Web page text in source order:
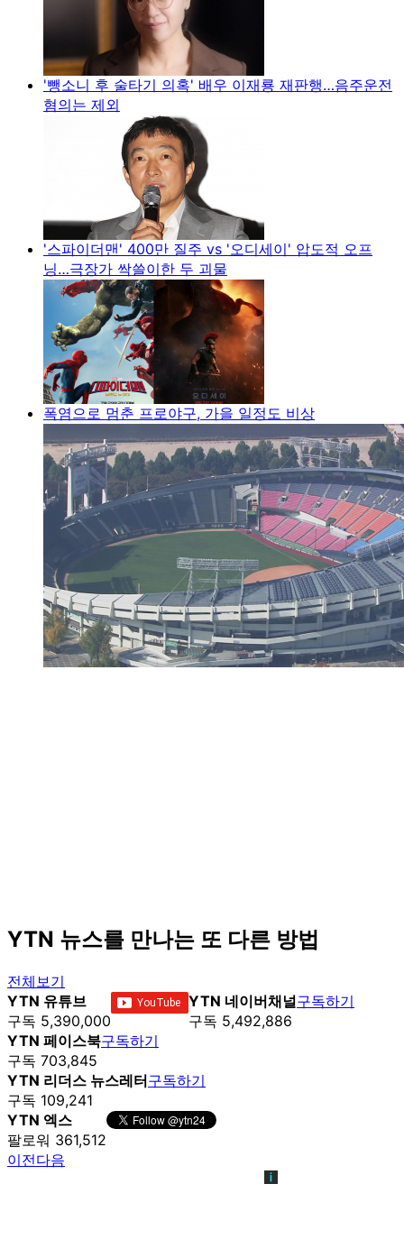
'뺑소니 후 술타기 의혹' 배우 이재룡 재판행…음주운전
혐의는 제외
'스파이더맨' 400만 질주 vs '오디세이' 압도적 오프
닝…극장가 싹쓸이한 두 괴물
폭염으로 멈춘 프로야구, 가을 일정도 비상
YTN 뉴스를 만나는 또 다른 방법
전체보기
YTN 유튜브
구독 5,390,000
YTN 네이버채널
구독 5,492,886
구독하기
YTN 페이스북
구독 703,845
구독하기
YTN 리더스 뉴스레터
구독 109,241
구독하기
YTN 엑스
팔로워 361,512
이전다음